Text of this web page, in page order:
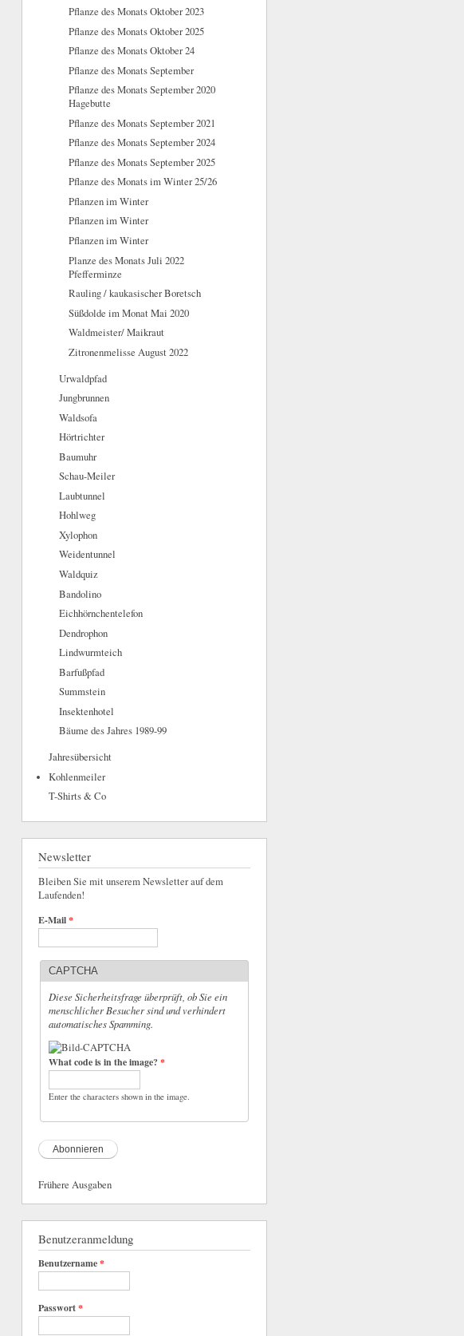
Pflanze des Monats Oktober 2023
Pflanze des Monats Oktober 2025
Pflanze des Monats Oktober 24
Pflanze des Monats September
Pflanze des Monats September 2020
Hagebutte
Pflanze des Monats September 2021
Pflanze des Monats September 2024
Pflanze des Monats September 2025
Pflanze des Monats im Winter 25/26
Pflanzen im Winter
Pflanzen im Winter
Pflanzen im Winter
Planze des Monats Juli 2022
Pfefferminze
Rauling / kaukasischer Boretsch
Süßdolde im Monat Mai 2020
Waldmeister/ Maikraut
Zitronenmelisse August 2022
Urwaldpfad
Jungbrunnen
Waldsofa
Hörtrichter
Baumuhr
Schau-Meiler
Laubtunnel
Hohlweg
Xylophon
Weidentunnel
Waldquiz
Bandolino
Eichhörnchentelefon
Dendrophon
Lindwurmteich
Barfußpfad
Summstein
Insektenhotel
Bäume des Jahres 1989-99
Jahresübersicht
Kohlenmeiler
T-Shirts & Co
Newsletter
Bleiben Sie mit unserem Newsletter auf dem
Laufenden!
E-Mail*
CAPTCHA
Diese Sicherheitsfrage überprüft, ob Sie ein
menschlicher Besucher sind und verhindert
automatisches Spamming.
What code is in the image?*
Enter the characters shown in the image.
Frühere Ausgaben
Benutzeranmeldung
Benutzername*
Passwort*